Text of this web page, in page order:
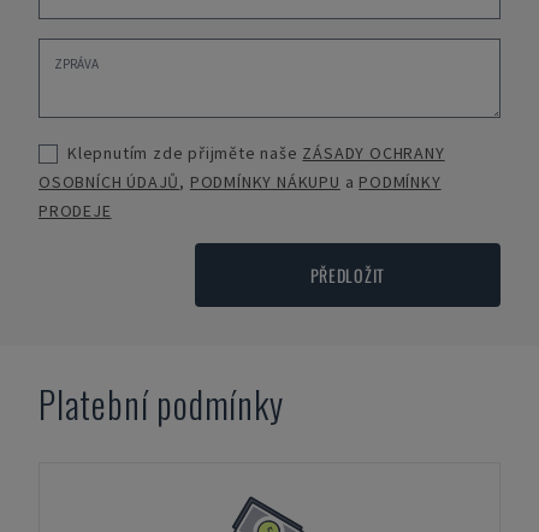
Klepnutím zde přijměte naše ZÁSADY OCHRANY
OSOBNÍCH ÚDAJŮ, PODMÍNKY NÁKUPU a PODMÍNKY
PRODEJE
PŘEDLOŽIT
Platební podmínky